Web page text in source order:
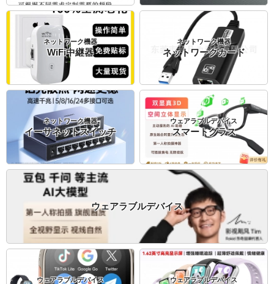
ネットワーク機器
WiFi中継器
ネットワーク機器
ネットワークカード
ネットワーク機器
イーサネットスイッチ
ウェアラブルデバイス
ウェアラブルデバイス
スマートグラス
ウェアラブルデバイス ウェアラブルデバイス